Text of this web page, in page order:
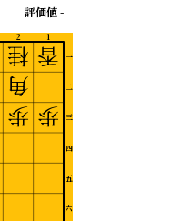
1
2
一
二
三
四
五
六
評価値 -
香
歩
桂
角
歩